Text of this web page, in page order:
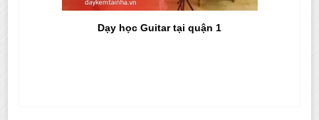
Dạy học Guitar tại quận 1